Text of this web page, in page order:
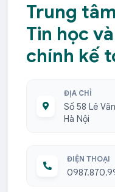
Trung
Tin học
chính kế
ĐỊA CHỈ
Số 58 Lê
Hà Nội
ĐIỆN THOẠI